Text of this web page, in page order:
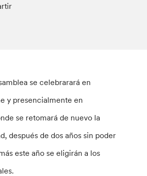
se celebrarará en
y presencialmente en
se retomará de nuevo la
después de dos años sin poder
este año se eligirán a los